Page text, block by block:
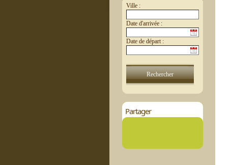
Ville :
Date d'arrivée :
Date de départ :
Partager